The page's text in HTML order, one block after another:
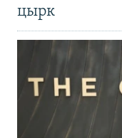
цырк